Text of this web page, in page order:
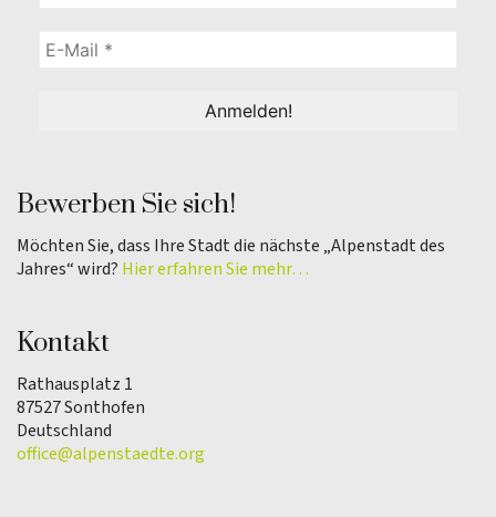
Bewerben Sie sich!
Möchten Sie, dass Ihre Stadt die nächste „Alpenstadt des
Jahres“ wird? Hier erfahren Sie mehr…
Kontakt
Rathausplatz 1
87527 Sonthofen
Deutschland
office@alpenstaedte.org